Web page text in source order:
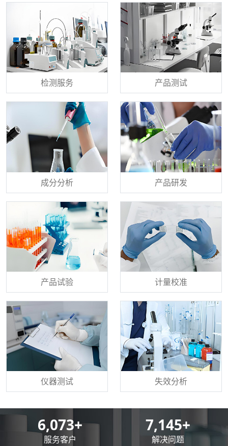
检测服务 产品测试
成分分析 产品研发
产品试验 计量校准
仪器测试 失效分析
8,500+
服务客户
10,000+
解决问题